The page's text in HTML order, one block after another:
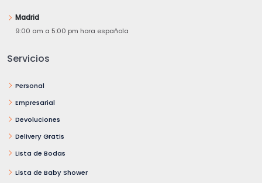
Madrid
9:00 am a 5:00 pm hora española
Servicios
Personal
Empresarial
Devoluciones
Delivery Gratis
Lista de Bodas
Lista de Baby Shower